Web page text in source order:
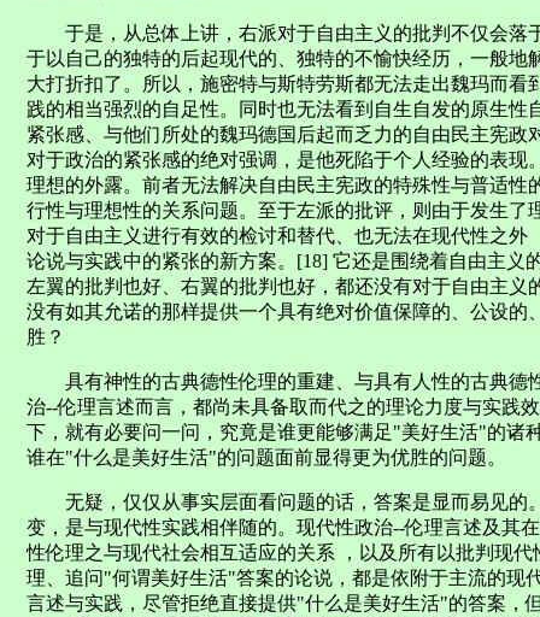
于是，从总体上讲，右派对于自由主义的批判不仅会落
于以自己的独特的后起现代的、独特的不愉快经历，一般
大打折扣了。所以，施密特与斯特劳斯都无法走出魏玛而
践的相当强烈的自足性。同时也无法看到自生自发的原生
紧张感、与他们所处的魏玛德国后起而乏力的自由民主宪
对于政治的紧张感的绝对强调，是他死陷于个人经验的表
理想的外露。前者无法解决自由民主宪政的特殊性与普适
行性与理想性的关系问题。至于左派的批评，则由于发生
对于自由主义进行有效的检讨和替代、也无法在现代性之
论说与实践中的紧张的新方案。[18] 它还是围绕着自由主义
左翼的批判也好、右翼的批判也好，都还没有对于自由主
没有如其允诺的那样提供一个具有绝对价值保障的、公
胜？
具有神性的古典德性伦理的重建、与具有人性的古典德
治--伦理言述而言，都尚未具备取而代之的理论力度与实践
下，就有必要问一问，究竟是谁更能够满足"美好生活"的诸
谁在"什么是美好生活"的问题面前显得更为优胜的问题。
无疑，仅仅从事实层面看问题的话，答案是显而易见的
变，是与现代性实践相伴随的。现代性政治--伦理言述及其
性伦理之与现代社会相互适应的关系 ，以及所有以批判现
理、追问"何谓美好生活"答案的论说，都是依附于主流的现
言述与实践，尽管拒绝直接提供"什么是美好生活"的答案，